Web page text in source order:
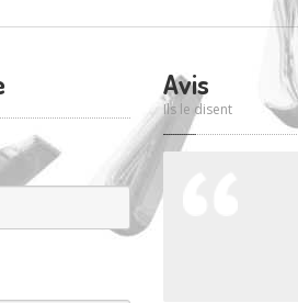
Avis
Ils le disent